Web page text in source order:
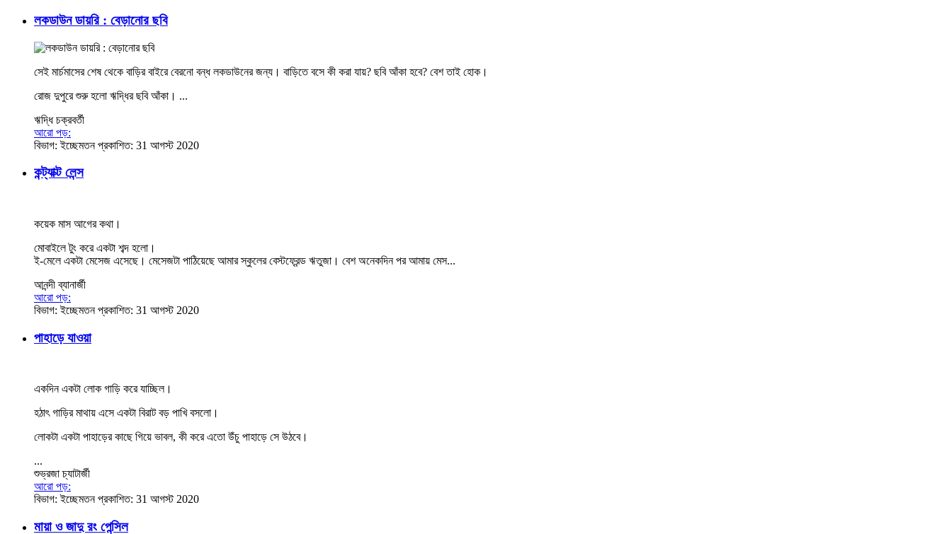
লকডাউন ডায়রি : বেড়ানোর ছবি
সেই মার্চমাসের শেষ থেকে বাড়ির বাইরে বেরনো বন্ধ লকডাউনের জন্য। বাড়িতে বসে কী করা যায়? ছবি আঁকা হবে? বেশ তাই হোক।
রোজ দুপুরে শুরু হলো ঋদ্ধির ছবি আঁকা। ...
ঋদ্ধি চক্রবর্তী
আরো পড়:
বিভাগ:ইচ্ছেমতন প্রকাশিত: 31 আগস্ট 2020
কন্ট্যাক্ট লেন্স
কয়েক মাস আগের কথা।
মোবাইলে টুং করে একটা শব্দ হলো।
ই-মেলে একটা মেসেজ এসেছে। মেসেজটা পাঠিয়েছে আমার স্কুলের বেস্টফ্রেন্ড ঋতুজা। বেশ অনেকদিন পর আমায় মেস...
আনন্দী ব্যানার্জী
আরো পড়:
বিভাগ:ইচ্ছেমতন প্রকাশিত: 31 আগস্ট 2020
পাহাড়ে যাওয়া
একদিন একটা লোক গাড়ি করে যাচ্ছিল।
হঠাৎ গাড়ির মাথায় এসে একটা বিরাট বড় পাখি বসলো।
লোকটা একটা পাহাড়ের কাছে গিয়ে ভাবল, কী করে এতো উঁচু পাহাড়ে সে উঠবে।
...
শুভ্রজা চ্যাটার্জী
আরো পড়:
বিভাগ:ইচ্ছেমতন প্রকাশিত: 31 আগস্ট 2020
মায়া ও জাদু রং পেন্সিল